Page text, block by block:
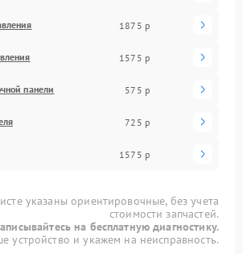
1875 р
1575 р
панели 575 р
725 р
1575 р
указаны ориентировочные, без учета
стоимости запчастей.
на бесплатную диагностику.
устройство и укажем на неисправность.